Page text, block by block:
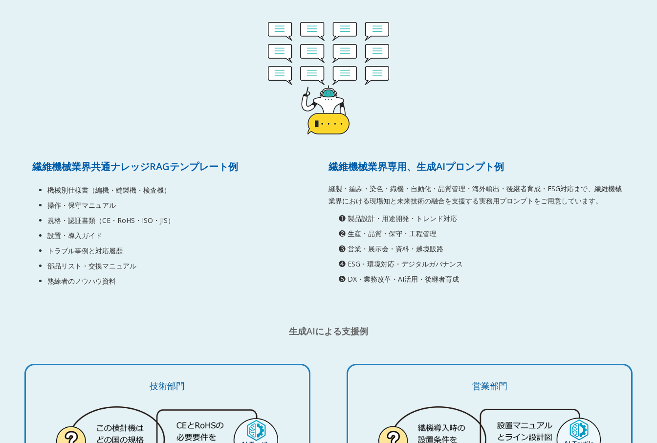
繊維機械業界共通ナレッジRAGテンプレート例
機械別仕様書（編機・縫製機・検査機）
操作・保守マニュアル
規格・認証書類（CE・RoHS・ISO・JIS）
設置・導入ガイド
トラブル事例と対応履歴
部品リスト・交換マニュアル
熟練者のノウハウ資料
繊維機械業界専用、生成AIプロンプト例
縫製・編み・染色・織機・自動化・品質管理・海外輸出・後継者育成・ESG対応まで、繊維機械
業界における現場知と未来技術の融合を支援する実務用プロンプトをご用意しています。
❶ 製品設計・用途開発・トレンド対応
❷ 生産・品質・保守・工程管理
❸ 営業・展示会・資料・越境販路
❹ ESG・環境対応・デジタルガバナンス
❺ DX・業務改革・AI活用・後継者育成
生成AIによる支援例
技術部門 営業部門